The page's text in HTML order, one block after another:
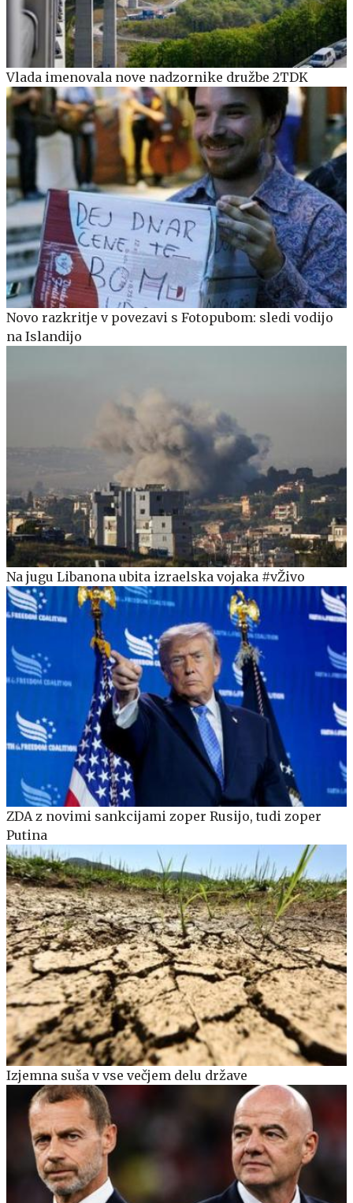
Vlada imenovala nove nadzornike družbe 2TDK
Novo razkritje v povezavi s Fotopubom: sledi vodijo
na Islandijo
Na jugu Libanona ubita izraelska vojaka #vŽivo
ZDA z novimi sankcijami zoper Rusijo, tudi zoper
Putina
Izjemna suša v vse večjem delu države